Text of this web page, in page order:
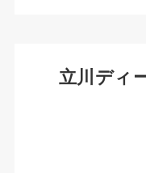
立川ディ